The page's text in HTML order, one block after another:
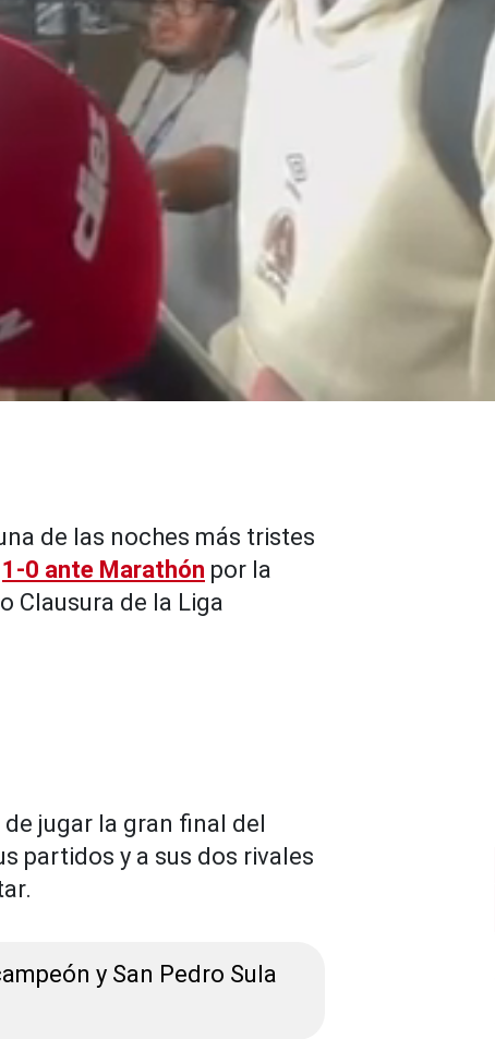
de las noches más tristes
1-0 ante Marathón por la
Clausura de la Liga
jugar la gran final del
partidos y a sus dos rivales
y San Pedro Sula